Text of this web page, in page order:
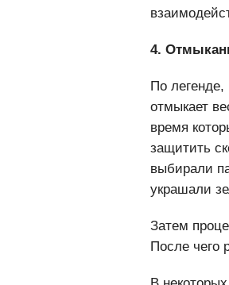
По
отмыкает
время
защитить
выбирали
Затем